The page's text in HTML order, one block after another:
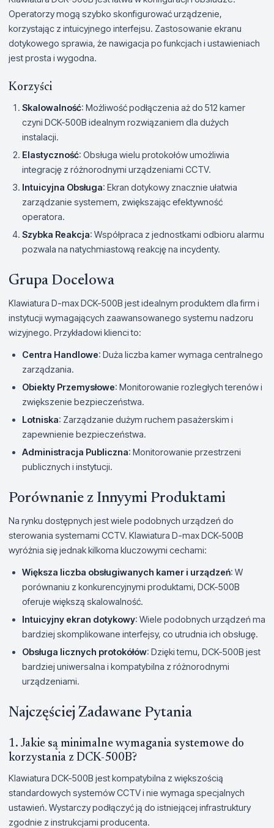
Operatorzy mogą szybko skonfigurować urządzenie,
korzystając z intuicyjnego interfejsu. Zastosowanie ekranu
dotykowego sprawia, że nawigacja po funkcjach i ustawieniach
jest prosta i wygodna.
Korzyści
Skalowalność: Możliwość podłączenia aż do 512 kamer
czyni DCK-500B idealnym rozwiązaniem dla dużych
instalacji.
Elastyczność: Obsługa wielu protokołów umożliwia
integrację z różnorodnymi urządzeniami CCTV.
Intuicyjna Obsługa: Ekran dotykowy znacznie ułatwia
zarządzanie systemem, zwiększając efektywność
operatora.
Szybka Reakcja: Współpraca z jednostkami odbioru alarmu
pozwala na natychmiastową reakcję na incydenty.
Grupa Docelowa
Klawiatura D-max DCK-500B jest idealnym produktem dla firm i
instytucji wymagających zaawansowanego systemu nadzoru
wizyjnego. Przykładowi klienci to:
Centra Handlowe: Duża liczba kamer wymaga centralnego
zarządzania.
Obiekty Przemysłowe: Monitorowanie rozległych terenów i
zwiększenie bezpieczeństwa.
Lotniska: Zarządzanie dużym ruchem pasażerskim i
zapewnienie bezpieczeństwa.
Administracja Publiczna: Monitorowanie przestrzeni
publicznych i instytucji.
Porównanie z Innyymi Produktami
Na rynku dostępnych jest wiele podobnych urządzeń do
sterowania systemami CCTV. Klawiatura D-max DCK-500B
wyróżnia się jednak kilkoma kluczowymi cechami:
Większa liczba obsługiwanych kamer i urządzeń: W
porównaniu z konkurencyjnymi produktami, DCK-500B
oferuje większą skalowalność.
Intuicyjny ekran dotykowy: Wiele podobnych urządzeń ma
bardziej skomplikowane interfejsy, co utrudnia ich obsługę.
Obsługa licznych protokółów: Dzięki temu, DCK-500B jest
bardziej uniwersalna i kompatybilna z różnorodnymi
urządzeniami.
Najczęściej Zadawane Pytania
1. Jakie są minimalne wymagania systemowe do
korzystania z DCK-500B?
Klawiatura DCK-500B jest kompatybilna z większością
standardowych systemów CCTV i nie wymaga specjalnych
ustawień. Wystarczy podłączyć ją do istniejącej infrastruktury
zgodnie z instrukcjami producenta.